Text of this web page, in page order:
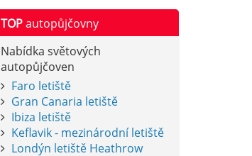
TOPautopůjčovny
Nabídka světových
autopůjčoven
Faro letiště
Gran Canaria letiště
Ibiza letiště
Keflavik - mezinárodní letiště
Londýn letiště Heathrow